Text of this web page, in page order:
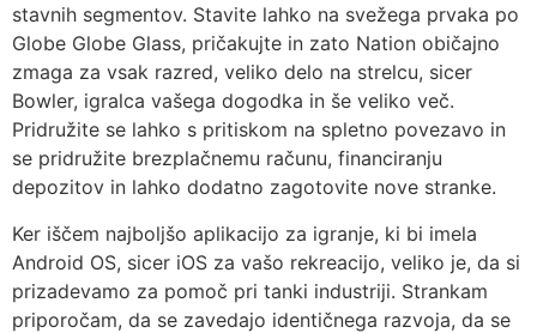
stavnih segmentov. Stavite lahko na svežega prvaka po
Globe Globe Glass, pričakujte in zato Nation običajno
zmaga za vsak razred, veliko delo na strelcu, sicer
Bowler, igralca vašega dogodka in še veliko več.
Pridružite se lahko s pritiskom na spletno povezavo in
se pridružite brezplačnemu računu, financiranju
depozitov in lahko dodatno zagotovite nove stranke.
Ker iščem najboljšo aplikacijo za igranje, ki bi imela
Android OS, sicer iOS za vašo rekreacijo, veliko je, da si
prizadevamo za pomoč pri tanki industriji. Strankam
priporočam, da se zavedajo identičnega razvoja, da se